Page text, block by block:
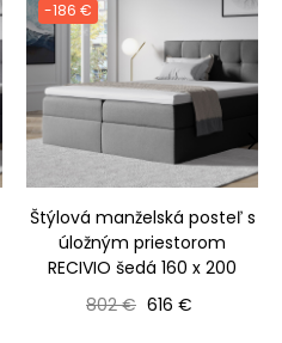
-186 €
Štýlová manželská posteľ s
úložným priestorom
RECIVIO šedá 160 x 200
Bežná cena
802 € Cena
616 €
›